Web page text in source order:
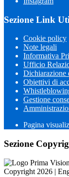
Sezione Link
Cookie policy
Note legali
Informativa
Ufficio
Dichiarazione
Obiettivi di
Gestione
Pagina
Sezione
Copyright 2026 |